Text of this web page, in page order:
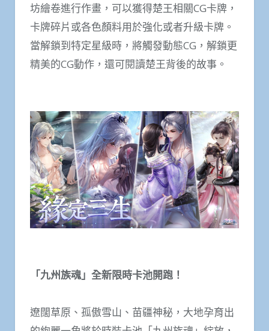
坊繪卷進行作畫，可以獲得楚王相關CG卡牌，
卡牌碎片或各色顏料用於強化或者升級卡牌。
當解鎖到特定星級時，將觸發動態CG，解鎖更
精美的CG動作，還可閱讀楚王背後的故事。
「九州族魂」全新限時卡池開跑！
遼闊草原、孤傲雪山、苗疆神秘，大地孕育出